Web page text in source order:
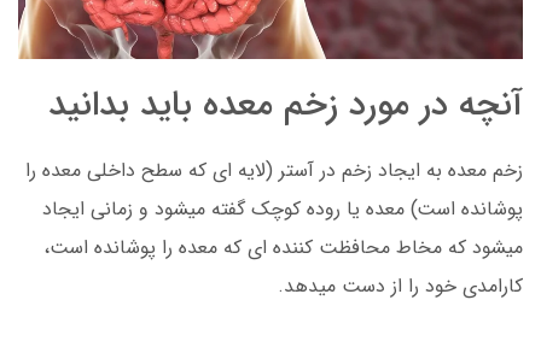
آنچه در مورد زخم معده باید بدانید
زخم معده به ایجاد زخم در آستر (لایه ای که سطح داخلی معده را
پوشانده است) معده یا روده کوچک گفته میشود و زمانی ایجاد
میشود که مخاط محافظت کننده ای که معده را پوشانده است،
کارامدی خود را از دست میدهد.